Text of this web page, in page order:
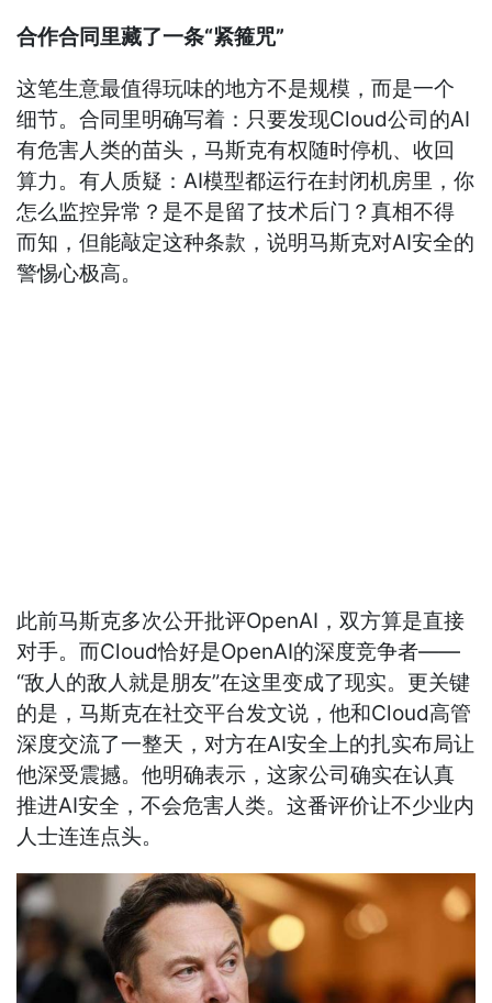
合作合同里藏了一条“紧箍咒”
这笔生意最值得玩味的地方不是规模，而是一个
细节。合同里明确写着：只要发现Cloud公司的AI
有危害人类的苗头，马斯克有权随时停机、收回
算力。有人质疑：AI模型都运行在封闭机房里，你
怎么监控异常？是不是留了技术后门？真相不得
而知，但能敲定这种条款，说明马斯克对AI安全的
警惕心极高。
此前马斯克多次公开批评OpenAI，双方算是直接
对手。而Cloud恰好是OpenAI的深度竞争者——
“敌人的敌人就是朋友”在这里变成了现实。更关键
的是，马斯克在社交平台发文说，他和Cloud高管
深度交流了一整天，对方在AI安全上的扎实布局让
他深受震撼。他明确表示，这家公司确实在认真
推进AI安全，不会危害人类。这番评价让不少业内
人士连连点头。